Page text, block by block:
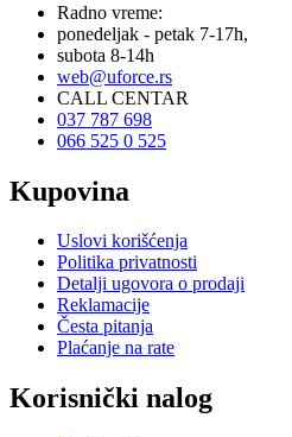
Radno vreme:
ponedeljak - petak 7-17h,
subota 8-14h
web@uforce.rs
CALL CENTAR
037 787 698
066 525 0 525
Kupovina
Uslovi korišćenja
Politika privatnosti
Detalji ugovora o prodaji
Reklamacije
Česta pitanja
Plaćanje na rate
Korisnički nalog